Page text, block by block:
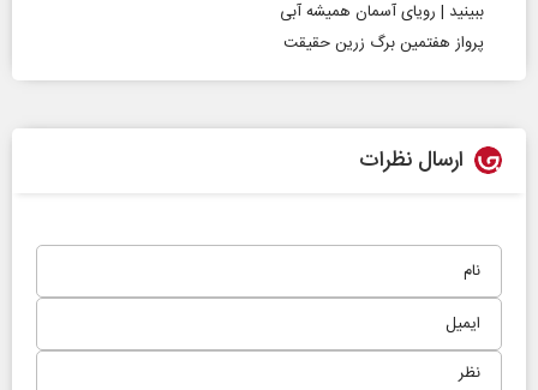
ببینید | رویای آسمان همیشه آبی
پرواز هفتمین برگ زرین حقیقت
ارسال نظرات